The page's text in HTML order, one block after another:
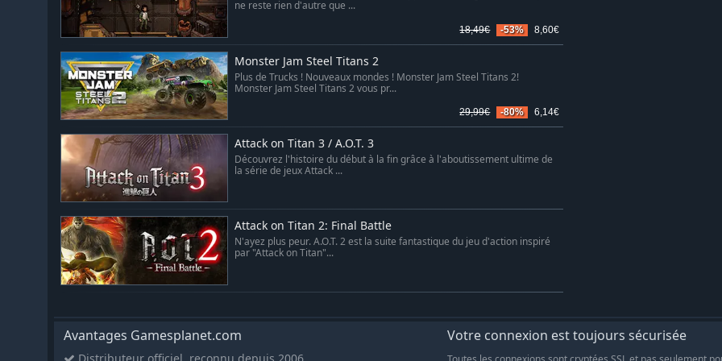
ne reste rien d'autre que ...
18,49€ -53% 8,60€
Monster Jam Steel Titans 2
Plus de Trucks ! Nouveaux mondes ! Monster Jam Steel Titans 2!
Monster Jam Steel Titans 2 vous pr...
29,99€ -80% 6,14€
Attack on Titan 3 / A.O.T. 3
Découvrez l'histoire du début à la fin grâce à l'aboutissement ultime de
la série de jeux Attack ...
Attack on Titan 2: Final Battle
N'ayez plus peur. A.O.T. 2 est la suite fantastique du jeu d'action inspiré
par "Attack on Titan"...
Avantages Gamesplanet.com Votre connexion est toujours sécurisée